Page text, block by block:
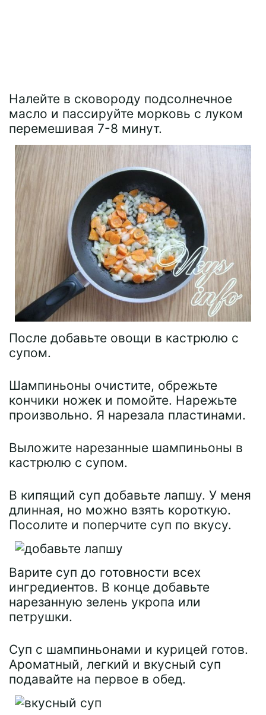
Налейте в сковороду подсолнечное
масло и пассируйте морковь с луком
перемешивая 7-8 минут.
После добавьте овощи в кастрюлю с
супом.
Шампиньоны очистите, обрежьте
кончики ножек и помойте. Нарежьте
произвольно. Я нарезала пластинами.
Выложите нарезанные шампиньоны в
кастрюлю с супом.
В кипящий суп добавьте лапшу. У меня
длинная, но можно взять короткую.
Посолите и поперчите суп по вкусу.
Варите суп до готовности всех
ингредиентов. В конце добавьте
нарезанную зелень укропа или
петрушки.
Суп с шампиньонами и курицей готов.
Ароматный, легкий и вкусный суп
подавайте на первое в обед.